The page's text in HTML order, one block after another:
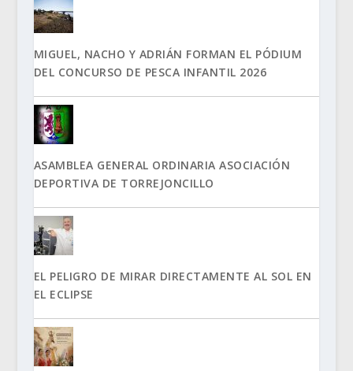
MIGUEL, NACHO Y ADRIÁN FORMAN EL PÓDIUM
DEL CONCURSO DE PESCA INFANTIL 2026
ASAMBLEA GENERAL ORDINARIA ASOCIACIÓN
DEPORTIVA DE TORREJONCILLO
EL PELIGRO DE MIRAR DIRECTAMENTE AL SOL EN
EL ECLIPSE